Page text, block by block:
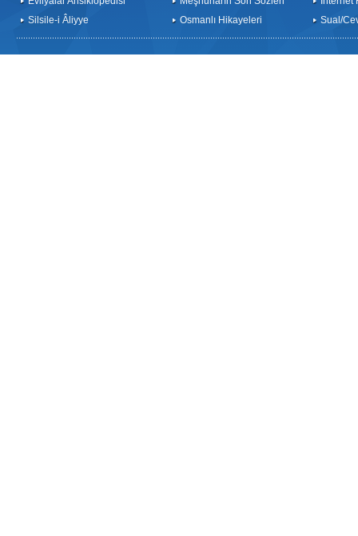
Silsile-i Âliyye
Osmanlı Hikayeleri
Sual/